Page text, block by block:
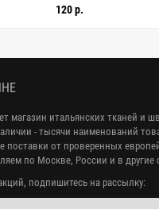
120 р.
магазин итальянских тканей и
- тысячи наименований
поставки от проверенных
по Москве, России и в другие
подпишитесь на рассылку: